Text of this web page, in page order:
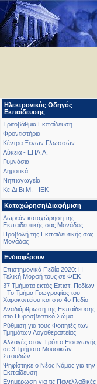
Ηλεκτρονικός Οδηγός
Εκπαίδευσης
Τριτοβάθμια Εκπαίδευση
Φροντιστήρια
Κέντρα Ξένων Γλωσσών
Λύκεια - ΕΠΑ.Λ.
Γυμνάσια
Δημοτικά
Νηπιαγωγεία
Κε.Δι.Βι.Μ. - ΙΕΚ
Καταχώρηση/Διαφήμιση
Δωρεάν καταχώρηση της
Εκπαιδευτικής σας Μονάδας
Προβολή της Εκπαιδευτικής σας
Μονάδας
Ενδιαφέρουν
Επιστημονικά Πεδία 2020: Η
Τελική Μορφή τους σε ΦΕΚ
37 Τμήματα εκτός Επιστ. Πεδίων
- Το Τμήμα Γεωγραφίας του
Χαροκοπείου και στο 4ο Πεδίο
Αναδιάρθρωση της Εκπαίδευσης
στο Πυροσβεστικό Σώμα
Ρύθμιση για τους Φοιτητές των
Τμημάτων Λογοθεραπείας
Αλλαγές στον Τρόπο Εισαγωγής
σε 3 Τμήματα Μουσικών
Σπουδών
Ψηφίστηκε ο Νέος Νόμος για την
Εκπαίδευση
Ενημέρωση για τις Πανελλαδικές